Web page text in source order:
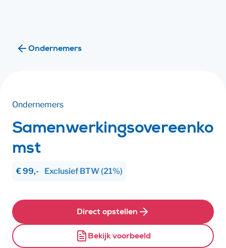
Ondernemers
Ondernemers
Samenwerkingsovereenko
mst
€ 99,- Exclusief BTW (21%)
Direct opstellen
Bekijk voorbeeld